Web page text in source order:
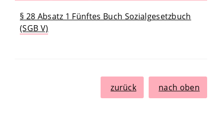
§ 28 Absatz 1 Fünftes Buch Sozialgesetzbuch
(SGB V)
zurück nach oben